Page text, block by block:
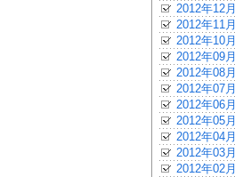
2012年12月
2012年11月
2012年10月
2012年09月
2012年08月
2012年07月
2012年06月
2012年05月
2012年04月
2012年03月
2012年02月